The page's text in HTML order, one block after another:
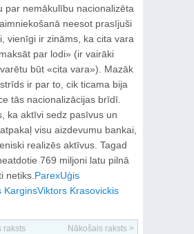
par nemākulību nacionalizēta
neesot prasījuši
vienīgi ir zināms, ka cita vara
par lodi» (ir vairāki
būt «cita vara»). Mazāk
ir par to, cik ticama bija
tās nacionalizācijas brīdī.
ka aktīvi sedz pasīvus un
visu aizdevumu bankai,
realizēs aktīvus. Tagad
769 miljoni latu pilnā
netiks. ParexUģis
KarginsViktors Krasovickis
raksts
Nākošais raksts >